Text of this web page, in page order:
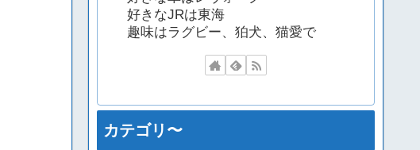
好きなJRは東海
趣味はラグビー、狛犬、猫愛で
カテゴリ〜